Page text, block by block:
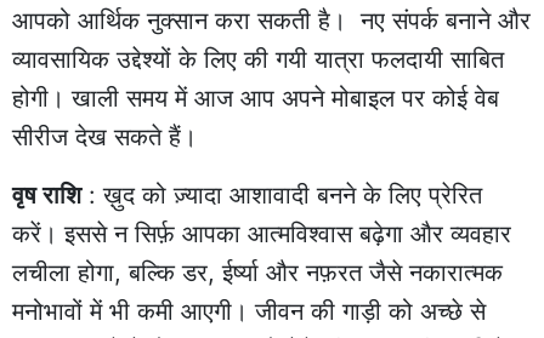
आपको आर्थिक नुक्सान करा सकती है। नए संपर्क बनाने और
व्यावसायिक उद्देश्यों के लिए की गयी यात्रा फलदायी साबित
होगी। खाली समय में आज आप अपने मोबाइल पर कोई वेब
सीरीज देख सकते हैं।
वृष राशि: ख़ुद को ज़्यादा आशावादी बनने के लिए प्रेरित
करें। इससे न सिर्फ़ आपका आत्मविश्वास बढ़ेगा और व्यवहार
लचीला होगा, बल्कि डर, ईर्ष्या और नफ़रत जैसे नकारात्मक
मनोभावों में भी कमी आएगी। जीवन की गाड़ी को अच्छे से